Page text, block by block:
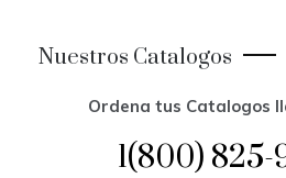
Nuestros Catalogos
Ordena tus Catalogos
1(800) 825-